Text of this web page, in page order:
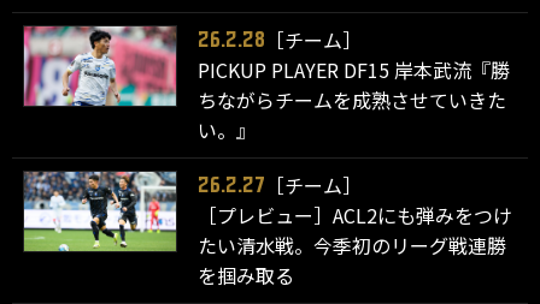
26.2.28
［チーム］
PICKUP PLAYER DF15 岸本武流『勝
ちながらチームを成熟させていきた
い。』
26.2.27
［チーム］
［プレビュー］ACL2にも弾みをつけ
たい清水戦。今季初のリーグ戦連勝
を掴み取る